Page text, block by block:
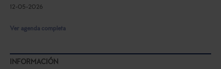
12-05-2026
Ver agenda completa
INFORMACIÓN